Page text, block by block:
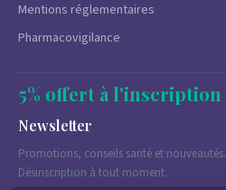
Mentions réglementaires
Pharmacovigilance
5% offert à l'inscription
Newsletter
Promotions, conseils santé et nouveautés.
Désinscription à tout moment.